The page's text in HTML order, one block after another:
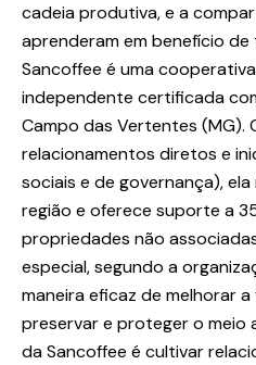
cadeia produtiva, e a
aprenderam em benefício
Sancoffee é uma
independente certificada
Campo das Vertentes (MG).
relacionamentos diretos e
sociais e de governança),
região e oferece suporte a
propriedades não
especial, segundo a
maneira eficaz de melhorar
preservar e proteger o meio
da Sancoffee é cultivar